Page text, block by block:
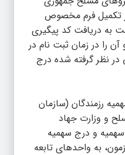
تکمیل فرم مخصوص
به دریافت کد پیگیری
آن را در زمان ثبت نام در
در نظر گرفته شده درج
سهمیه رزمندگان (سازمان
و وزارت جهاد
و درج سهمیه
به واحدهای تابعه